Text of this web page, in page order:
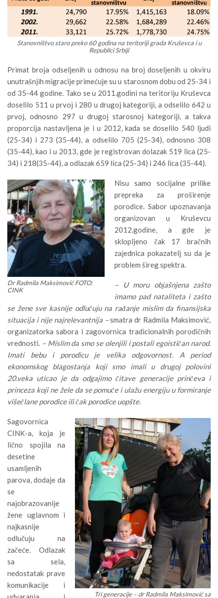
Stanovništvo staro preko 60 godina na teritoriji grada Kruševca i u
Republici Srbiji
Primat broja odseljenih u odnosu na broj doseljenih u okviru
unutrašnjih migracije primećuje su u starosnom dobu od 25-34 i
od 35-44 godine. Tako se u 2011.godini na teritoriju Kruševca
doselilo 511 u prvoj i 280 u drugoj kategoriji, a odselilo 642 u
prvoj, odnosno 297 u drugoj starosnoj kategoriji, a takva
proporcija nastavljena je i u 2012, kada se doselilo 540 ljudi
(25-34) i 273 (35-44), a odselilo 705 (25-34), odnosno 308
(35-44), kao i u 2013, gde je registrovan dolazak 519 lica (25-
34) i 218(35-44), a odlazak 659 lica (25-34) i 246 lica (35-44).
Dr Radmila Maksimović FOTO:
CINK
Nisu samo socijalne prilike
prepreka za proširenje
porodice. Sabor upoznavanja
organizovan u Kruševcu
2012.godine, a gde je
sklopljeno čak 17 bračnih
zajednica pokazatelj su da je
problem šireg spektra.
– U moru objašnjena zašto
imamo pad nataliteta i zašto
se žene sve kasnije odlučuju na rađanje mislim da finansijska
situacija i nije najrelevantnija –smatra dr Radmila Maksimović,
organizatorka sabora i zagovornica tradicionalnih porodičnih
vrednosti. – Mislim da smo se olenjili i postali egoističan narod.
Imati bebu i porodicu je velika odgovornost. A period
ekonomskog blagostanja koji smo imali u drugoj polovini
20.veka uticao je da odgajimo čitave generacije prinčeva i
princeza koji ne žele da se pomuče i ulažu energiju u formiranje
višečlane porodice ili čak porodice uopšte.
Tri generacije – dr Radmila Maksimović sa
Sagovornica
CINK-a, koja je
lično spojila na
desetine
usamljenih
parova, dodaje da
se
najobrazovanije
žene uglavnom i
najkasnije
odlučuju na
začeće. Odlazak
sa sela,
nedostatak prave
komunikacije i